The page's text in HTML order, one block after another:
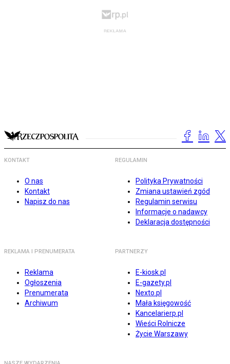
KONTAKT
O nas
Kontakt
Napisz do nas
REGULAMIN
Polityka Prywatności
Zmiana ustawień zgód
Regulamin serwisu
Informacje o nadawcy
Deklaracja dostępności
REKLAMA I PRENUMERATA
Reklama
Ogłoszenia
Prenumerata
Archiwum
PARTNERZY
E-kiosk.pl
E-gazety.pl
Nexto.pl
Mała księgowość
Kancelarierp.pl
Wieści Rolnicze
Życie Warszawy